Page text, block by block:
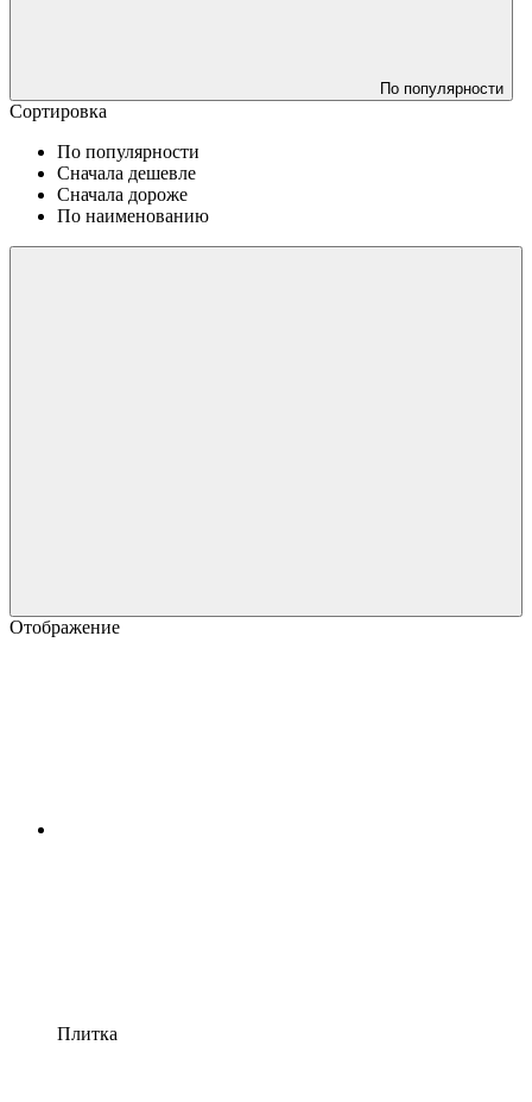
По популярности
Сортировка
По популярности
Сначала дешевле
Сначала дороже
По наименованию
Отображение
Плитка